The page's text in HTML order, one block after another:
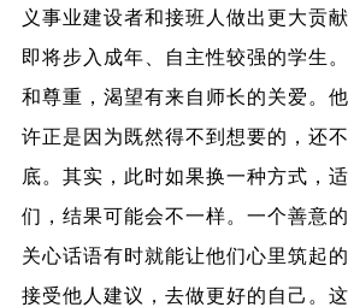
义事业建设者和接班人做出更大贡
即将步入成年、自主性较强的学生
和尊重，渴望有来自师长的关爱。
许正是因为既然得不到想要的，还
底。其实，此时如果换一种方式，
们，结果可能会不一样。一个善意
关心话语有时就能让他们心里筑起
接受他人建议，去做更好的自己。